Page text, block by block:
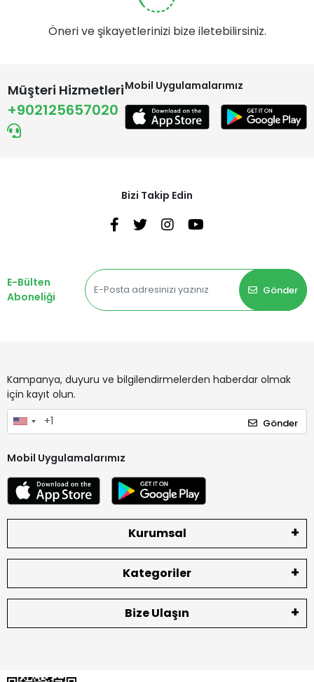
Öneri ve şikayetlerinizi bize iletebilirsiniz.
Müşteri Hizmetleri
+902125657020
Mobil Uygulamalarımız
Bizi Takip Edin
E-Bülten
Aboneliği
Gönder
Kampanya, duyuru ve bilgilendirmelerden haberdar olmak
için kayıt olun.
Gönder
Mobil Uygulamalarımız
Kurumsal
Kategoriler
Bize Ulaşın